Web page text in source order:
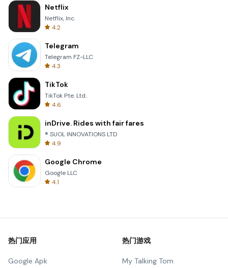
Netflix
Netflix, Inc.
4.2
Telegram
Telegram FZ-LLC
4.3
TikTok
TikTok Pte. Ltd.
4.6
inDrive. Rides with fair fares
® SUOL INNOVATIONS LTD
4.9
Google Chrome
Google LLC
4.1
热门应用
Google Apk
热门游戏
My Talking Tom